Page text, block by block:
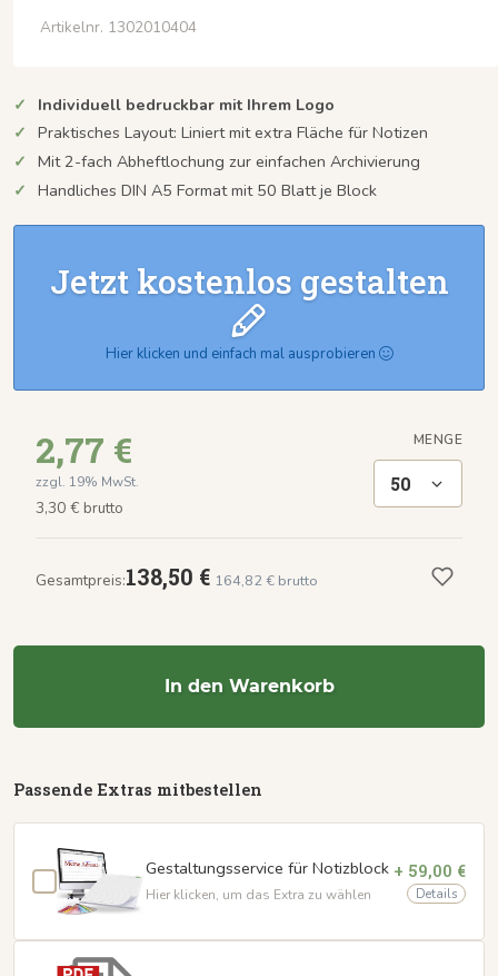
Artikelnr. 1302010404
Individuell bedruckbar mit Ihrem Logo
Praktisches Layout: Liniert mit extra Fläche für Notizen
Mit 2-fach Abheftlochung zur einfachen Archivierung
Handliches DIN A5 Format mit 50 Blatt je Block
Hier klicken und einfach mal ausprobieren
2,77 €
zzgl. 19% MwSt.
3,30 € brutto
MENGE
50
Gesamtpreis:138,50 € 164,82 € brutto
In den Warenkorb
Passende Extras mitbestellen
Gestaltungsservice für Notizblock
Hier klicken, um das Extra zu wählen
+ 59,00 €
Details